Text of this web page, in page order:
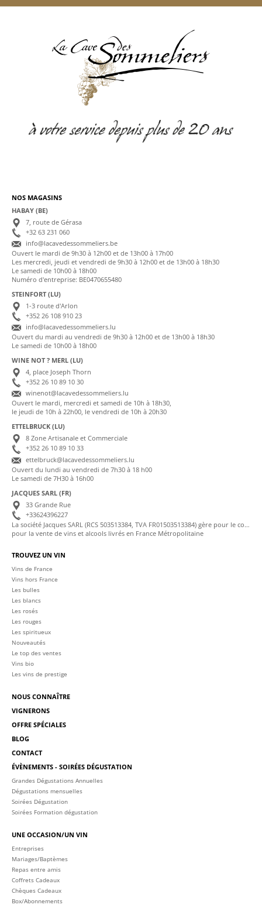
NOS MAGASINS
HABAY (BE)
7, route de Gérasa
+32 63 231 060
info@lacavedessommeliers.be
Ouvert le mardi de 9h30 à 12h00 et de 13h00 à 17h00
Les mercredi, jeudi et vendredi de 9h30 à 12h00 et de 13h00 à 18h30
Le samedi de 10h00 à 18h00
Numéro d'entreprise: BE0470655480
STEINFORT (LU)
1-3 route d'Arlon
+352 26 108 910 23
info@lacavedessommeliers.lu
Ouvert du mardi au vendredi de 9h30 à 12h00 et de 13h00 à 18h30
Le samedi de 10h00 à 18h00
WINE NOT ? MERL (LU)
4, place Joseph Thorn
+352 26 10 89 10 30
winenot@lacavedessommeliers.lu
Ouvert le mardi, mercredi et samedi de 10h à 18h30,
le jeudi de 10h à 22h00, le vendredi de 10h à 20h30
ETTELBRUCK (LU)
8 Zone Artisanale et Commerciale
+352 26 10 89 10 33
ettelbruck@lacavedessommeliers.lu
Ouvert du lundi au vendredi de 7h30 à 18 h00
Le samedi de 7H30 à 16h00
JACQUES SARL (FR)
33 Grande Rue
+33624396227
La société Jacques SARL (RCS 503513384, TVA FR01503513384) gère pour le compte de La Cave des Sommeliers les transactions bancaires et la facturation
pour la vente de vins et alcools livrés en France Métropolitaine
TROUVEZ UN VIN
Vins de France
Vins hors France
Les bulles
Les blancs
Les rosés
Les rouges
Les spiritueux
Nouveautés
Le top des ventes
Vins bio
Les vins de prestige
NOUS CONNAÎTRE
VIGNERONS
OFFRE SPÉCIALES
BLOG
CONTACT
ÉVÈNEMENTS - SOIRÉES DÉGUSTATION
Grandes Dégustations Annuelles
Dégustations mensuelles
Soirées Dégustation
Soirées Formation dégustation
UNE OCCASION/UN VIN
Entreprises
Mariages/Baptèmes
Repas entre amis
Coffrets Cadeaux
Chèques Cadeaux
Box/Abonnements